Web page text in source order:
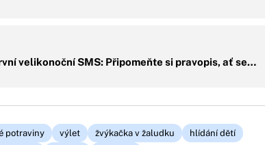
velikonoční SMS: Připomeňte si pravopis, ať se…
potraviny výlet žvýkačka v žaludku
hlídání dětí